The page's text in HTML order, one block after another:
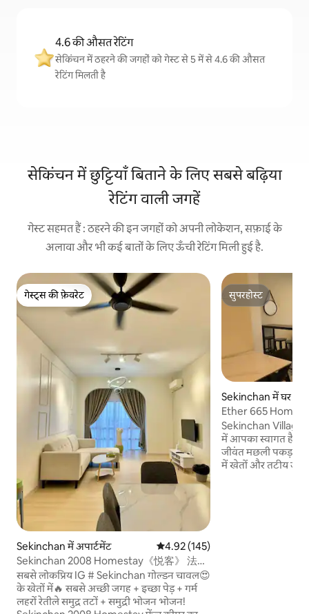
4.6 की औसत रेटिंग
सेकिंचन में ठहरने की जगहों को गेस्ट से 5 में से 4.6 की औसत
रेटिंग मिलती है
सेकिंचन में छुट्टियाँ बिताने के लिए सबसे बढ़िया
रेटिंग वाली जगहें
गेस्ट सहमत हैं : ठहरने की इन जगहों को अपनी लोकेशन, सफ़ाई के
अलावा और भी कई बातों के लिए ऊँची रेटिंग मिली हुई है.
गेस्ट्स की फ़ेवरेट
गेस्ट्स की फ़ेवरेट
Sekinchan में अपार्टमेंट औसत रेटिंग 5 में से 4.92, 145 समीक्षाएँ
4.92 (145)
Sekinchan 2008 Homestay《悦客》 法式
奶油风名宿
सबसे लोकप्रिय IG # Sekinchan गोल्डन चावल😍
के खेतों में🔥 सबसे अच्छी जगह + इच्छा पेड़ + गर्म
लहरों रेतीले समुद्र तटों + समुद्री भोजन भोजन!
सुपरहोस्ट
सुपरहोस्ट
Sekinchan में घर
Ether 665
Sekinchan Village
में आपका स्वागत है,
जीवंत मछली पकड़ने के
में खेतों और तटीय